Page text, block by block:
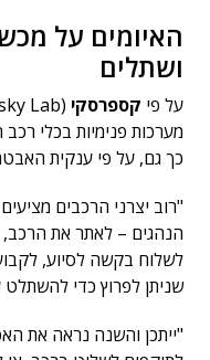
האיומים על
ושתלים
על פי קספרסקי
מערכות פנימיות בכלי
כך גם, על פי ענקית
"רוב יצרני הרכבים
הנהגים – לאתר את הרכב,
לשלוח בקשה לסיוע,
שניתן לפרוץ כדי
"ייתכן והשנה נראה את